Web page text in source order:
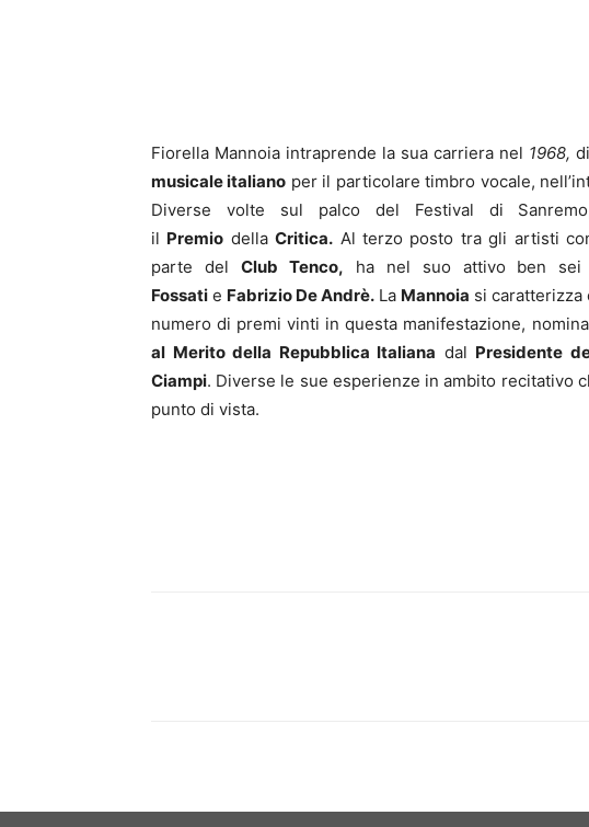
Fiorella Mannoia intraprende la sua carriera nel 1968,
musicale italiano per il particolare timbro vocale,
Diverse volte sul palco del Festival di
il Premio dellaCritica. Al terzo posto tra gli artisti
parte del Club Tenco, ha nel suo attivo ben
Fossati e Fabrizio De Andrè. La Mannoia si caratterizza
numero di premi vinti in questa manifestazione,
al Merito della Repubblica Italiana dal Presidente
Ciampi. Diverse le sue esperienze in ambito recitativo
punto di vista.